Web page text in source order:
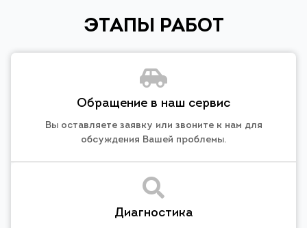
ЭТАПЫ РАБОТ
Обращение в наш сервис
Вы оставляете заявку или звоните к нам для
обсуждения Вашей проблемы.
Диагностика